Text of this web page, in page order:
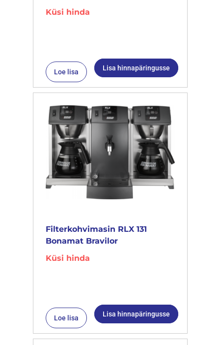
Küsi hinda
Loe lisa Lisa hinnapäringusse
Filterkohvimasin RLX 131
Bonamat Bravilor
Küsi hinda
Loe lisa Lisa hinnapäringusse